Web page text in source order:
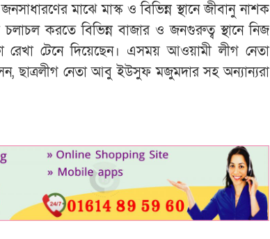
মাঝে মাস্ক ও বিভিন্ন স্থানে জীবানু নাশক
করতে বিভিন্ন বাজার ও জনগুরুত্ব স্থানে নিজ
টেনে দিয়েছেন। এসময় আওয়ামী লীগ নেতা
ছাত্রলীগ নেতা আবু ইউসুফ মজুমদার সহ অন্যান্যরা